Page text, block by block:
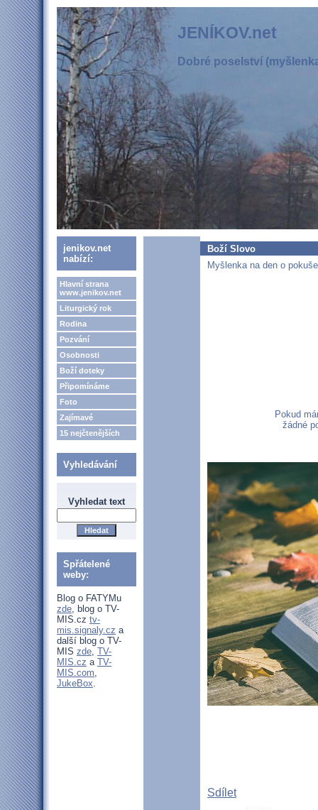
JENÍKOV.net
Dobré poselství
jenikov.net
nabízí:
Hlavní strana
www.jenikov.net
Liturgický rok
Rodina
Pozvání
Osobnosti
Boží doteky
Připomínáme
Foto
Zajímavé
15 nejčtenějších
Vyhledávání
Vyhledat text
Spřátelené
weby:
Blog o FATYMu
zde, blog o TV-
MIS.cz tv-
mis.signaly.cz a
další blog o TV-
MIS zde, TV-
MIS.cz a TV-
MIS.com,
JukeBox.
Boží Slovo
Myšlenka na den o
Pokud
žádné
Sdílet